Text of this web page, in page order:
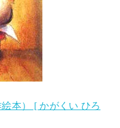
本） [ かがくい ひろ